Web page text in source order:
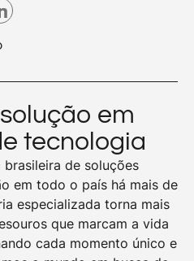
em
tecnologia
brasileira de soluções
em todo o país há mais de
especializada torna mais
que marcam a vida
cada momento único e